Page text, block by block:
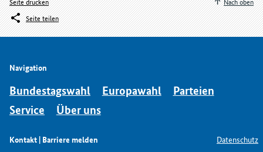
Seite teilen
Navigation
Bundestagswahl Europawahl
Parteien
Service
Über uns
Kontakt | Barriere melden
Datenschutz